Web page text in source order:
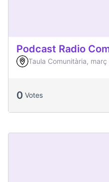
Podcast Radio
Taula Comunitària,
0 Votes